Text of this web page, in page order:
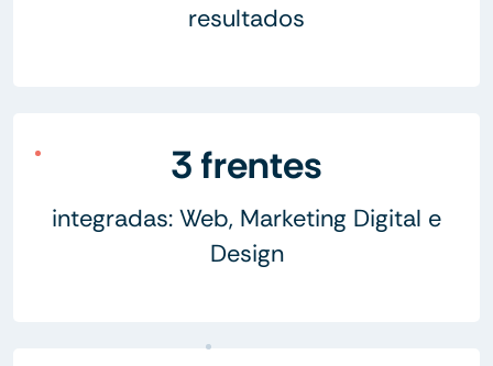
resultados
3 frentes
integradas: Web, Marketing Digital e
Design